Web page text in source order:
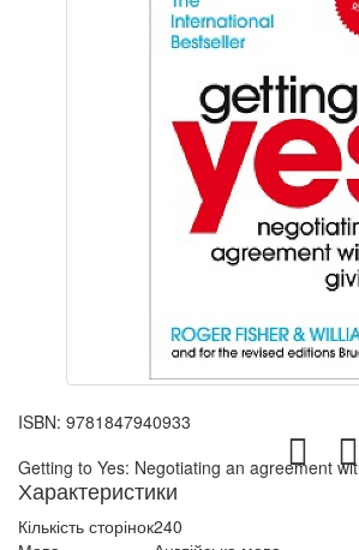
ISBN: 9781847940933
Getting to Yes: Negotiating an agreement
Характеристики
Кількість сторінок240